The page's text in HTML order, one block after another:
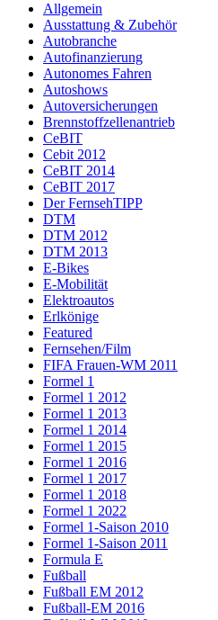
Allgemein
Ausstattung & Zubehör
Autobranche
Autofinanzierung
Autonomes Fahren
Autoshows
Autoversicherungen
Brennstoffzellenantrieb
CeBIT
Cebit 2012
CeBIT 2014
CeBIT 2017
Der FernsehTIPP
DTM
DTM 2012
DTM 2013
E-Bikes
E-Mobilität
Elektroautos
Erlkönige
Featured
Fernsehen/Film
FIFA Frauen-WM 2011
Formel 1
Formel 1 2012
Formel 1 2013
Formel 1 2014
Formel 1 2015
Formel 1 2016
Formel 1 2017
Formel 1 2018
Formel 1 2022
Formel 1-Saison 2010
Formel 1-Saison 2011
Formula E
Fußball
Fußball EM 2012
Fußball-EM 2016